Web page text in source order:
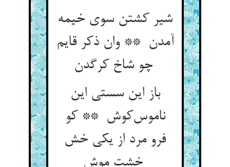
شیر کشتن سوی خیمه
آمدن ** وان ذکر قایم
چو شاخ کرگدن
باز این سستی این
ناموس‌کوش ** کو
فرو مرد از یکی خش